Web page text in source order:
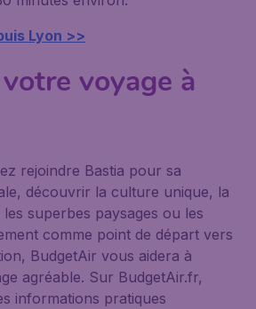
Lyon >>
voyage à
rejoindre Bastia pour sa
découvrir la culture unique, la
superbes paysages ou les
comme point de départ vers
BudgetAir vous aidera à
agréable. Sur BudgetAir.fr,
informations pratiques